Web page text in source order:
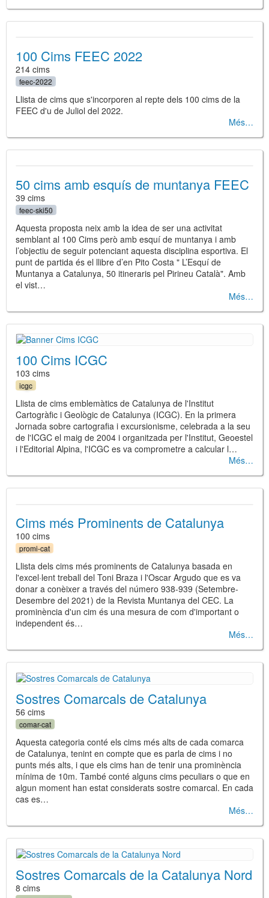
100 Cims FEEC 2022
214 cims
feec-2022
Llista de cims que s'incorporen al repte dels 100 cims de la
FEEC d'u de Juliol del 2022.
Més
50 cims amb esquís de muntanya FEEC
39 cims
feec-ski50
Aquesta proposta neix amb la idea de ser una activitat
semblant al 100 Cims però amb esquí de muntanya i amb
l’objectiu de seguir potenciant aquesta disciplina esportiva. El
punt de partida és el llibre d’en Pito Costa " L’Esquí de
Muntanya a Catalunya, 50 itineraris pel Pirineu Català". Amb
el vist…
Més
100 Cims ICGC
103 cims
icgc
Llista de cims emblemàtics de Catalunya de l'Institut
Cartogràfic i Geològic de Catalunya (ICGC). En la primera
Jornada sobre cartografia i excursionisme, celebrada a la seu
de l'ICGC el maig de 2004 i organitzada per l'Institut, Geoestel
i l'Editorial Alpina, l'ICGC es va comprometre a calcular l…
Més
Cims més Prominents de Catalunya
100 cims
promi-cat
Llista dels cims més prominents de Catalunya basada en
l'excel·lent treball del Toni Braza i l'Oscar Argudo que es va
donar a conèixer a través del número 938-939 (Setembre-
Desembre del 2021) de la Revista Muntanya del CEC. La
prominència d'un cim és una mesura de com d'important o
independent és…
Més
Sostres Comarcals de Catalunya
56 cims
comar-cat
Aquesta categoria conté els cims més alts de cada comarca
de Catalunya, tenint en compte que es parla de cims i no
punts més alts, i que els cims han de tenir una prominència
mínima de 10m. També conté alguns cims peculiars o que en
algun moment han estat considerats sostre comarcal. En cada
cas es…
Més
Sostres Comarcals de la Catalunya Nord
8 cims